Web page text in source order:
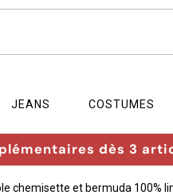
JEANS COSTUMES
dès 3
chemisette et bermuda 100%